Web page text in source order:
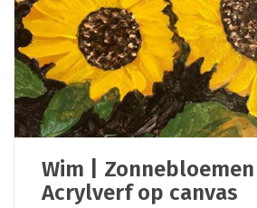
Wim | Zonnebloemen |
Acrylverf op canvas